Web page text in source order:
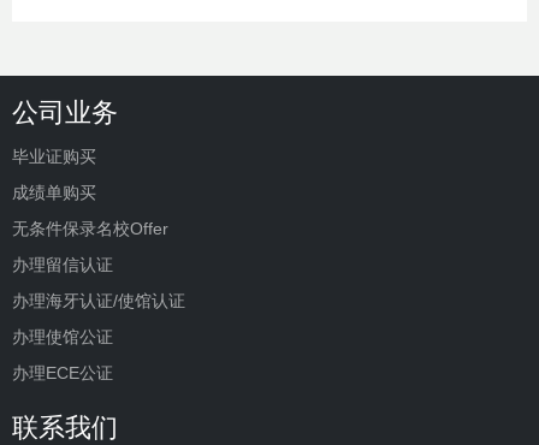
公司业务
毕业证购买
成绩单购买
无条件保录名校Offer
办理留信认证
办理海牙认证/使馆认证
办理使馆公证
办理ECE公证
联系我们